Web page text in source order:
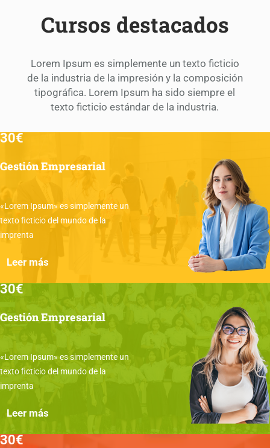
Cursos destacados
Lorem Ipsum es simplemente un texto ficticio
de la industria de la impresión y la composición
tipográfica. Lorem Ipsum ha sido siempre el
texto ficticio estándar de la industria.
30€
Gestión Empresarial
«Lorem Ipsum» es simplemente un
texto ficticio del mundo de la
imprenta
Leer más
30€
Gestión Empresarial
«Lorem Ipsum» es simplemente un
texto ficticio del mundo de la
imprenta
Leer más
30€